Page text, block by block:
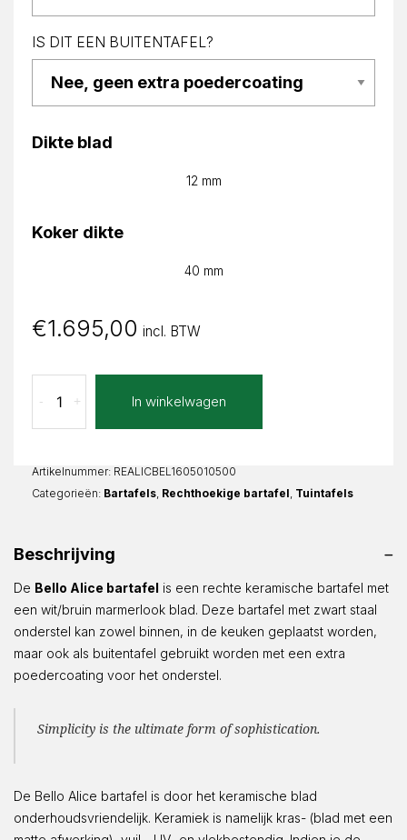
IS DIT EEN BUITENTAFEL?
Dikte blad
12 mm
Koker dikte
40 mm
€1.695,00 incl. BTW
Alice
Recht
+
- In winkelwagen
Artikelnummer: REALICBEL1605010500
Categorieën: Bartafels Rechthoekige bartafel Tuintafels
Beschrijving
De Bello Alice bartafel is een rechte keramische bartafel met
een wit/bruin marmerlook blad. Deze bartafel met zwart staal
onderstel kan zowel binnen, in de keuken geplaatst worden,
maar ook als buitentafel gebruikt worden met een extra
poedercoating voor het onderstel.
Simplicity is the ultimate form of sophistication.
De Bello Alice bartafel is door het keramische blad
onderhoudsvriendelijk. Keramiek is namelijk kras- (blad met een